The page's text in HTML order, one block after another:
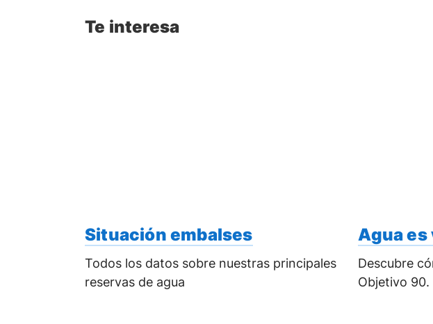
Te interesa
Situación embalses
Todos los datos sobre nuestras principales
reservas de agua
Agua es
Descubre
Objetivo 90.